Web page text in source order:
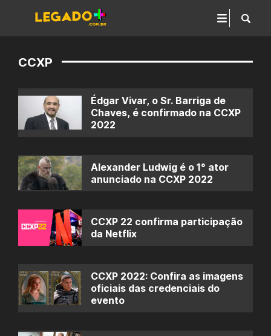
CCXP
Édgar Vivar, o Sr. Barriga de
Chaves, é confirmado na CCXP
2022
Alexander Ludwig é o 1° ator
anunciado na CCXP 2022
CCXP 22 confirma participação
da Netflix
CCXP 2022: Confira as imagens
oficiais das credenciais do
evento